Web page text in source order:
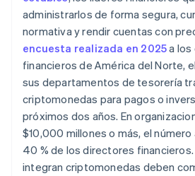
administrarlos de forma segura,
normativa y rendir cuentas con
encuesta realizada en 2025a
financieros de América del Norte,
sus departamentos de tesorería
criptomonedas para pagos o
próximos dos años. En
$10,000 millones o más, el número
40 % de los directores
integran criptomonedas deben